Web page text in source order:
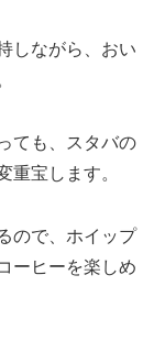
しながら、おい
ても、スタバの
重宝します。
ので、ホイップ
ーヒーを楽しめ